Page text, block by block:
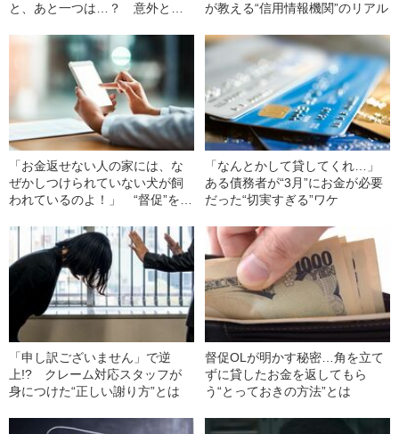
と、あと一つは…？ 意外と知
が教える“信用情報機関”のリアル
「お金返せない人の家には、な
ぜかしつけられていない犬が飼
われているのよ！」 “督促”を仕
子”の見分け方
「なんとかして貸してくれ…」
ある債務者が“3月”にお金が必要
だった“切実すぎる”ワケ
「申し訳ございません」で逆
上!? クレーム対応スタッフが
身につけた“正しい謝り方”とは
督促OLが明かす秘密…角を立て
ずに貸したお金を返してもら
う“とっておきの方法”とは